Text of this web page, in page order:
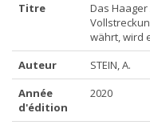
Titre
Das
währt, wird
Auteur
STEIN, A.
Année
d'édition
2020